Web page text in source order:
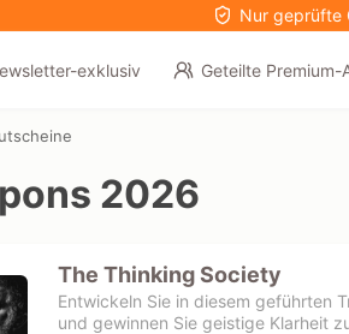
Nur geprüfte
exklusiv Geteilte Premium-
2026
The Thinking Society
Entwickeln Sie in diesem geführten
und gewinnen Sie geistige Klarheit